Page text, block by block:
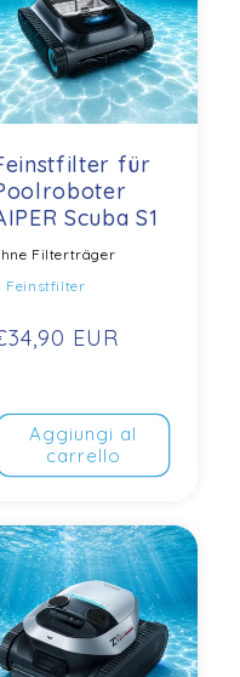
für
Scuba S1
Filterträger
Feinstfilter
EUR
Aggiungi al
carrello